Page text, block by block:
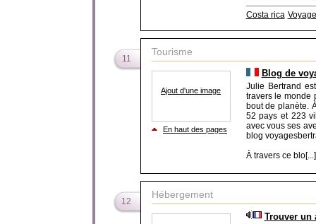
Costa rica
11
Tourisme
Ajout d'une image
En haut des pages
Blog de
Julie Bertrand
travers le monde
bout de planète.
52 pays et 223
avec vous ses
blog
À travers ce blo[...]
12
Hébergement
Trouver un